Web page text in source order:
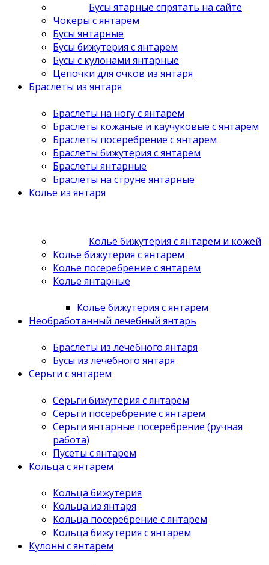
Бусы ятарные спрятать на сайте
Чокеры с янтарем
Бусы янтарные
Бусы бижутерия с янтарем
Бусы с кулонами янтарные
Цепочки для очков из янтаря
Браслеты из янтаря
Браслеты на ногу с янтарем
Браслеты кожаные и каучуковые с янтарем
Браслеты посеребрение с янтарем
Браслеты бижутерия с янтарем
Браслеты янтарные
Браслеты на струне янтарные
Колье из янтаря
Колье бижутерия с янтарем и кожей
Колье бижутерия с янтарем
Колье посеребрение с янтарем
Колье янтарные
Колье бижутерия с янтарем
Необработанный лечебный янтарь
Браслеты из лечебного янтаря
Бусы из лечебного янтаря
Серьги с янтарем
Серьги бижутерия с янтарем
Серьги посеребрение с янтарем
Серьги янтарные посеребрение (ручная
работа)
Пусеты с янтарем
Кольца с янтарем
Кольца бижутерия
Кольца из янтаря
Кольца посеребрение с янтарем
Кольца бижутерия с янтарем
Кулоны с янтарем